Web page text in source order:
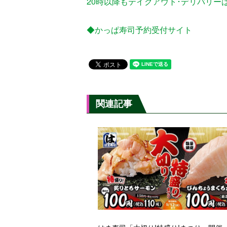
◆かっぱ寿司予約受付サイト
関連記事